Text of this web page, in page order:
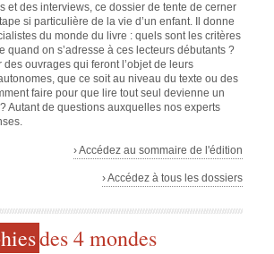
et des interviews, ce dossier de tente de cerner
si particulière de la vie d’un enfant. Il donne
du monde du livre : quels sont les critères
quand on s’adresse à ces lecteurs débutants ?
ouvrages qui feront l’objet de leurs
que ce soit au niveau du texte ou des
faire pour que lire tout seul devienne un
Autant de questions auxquelles nos experts
› Accédez au sommaire de l'édition
› Accédez à tous les dossiers
des 4 mondes